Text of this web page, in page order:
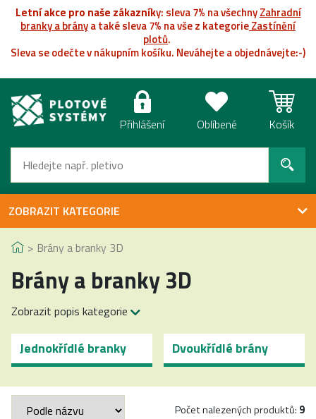
Letní akce pro naše zákazníky: sleva 7% na všechnyZahradní
branky a bránya také sleva 7% na vše z kategorieZastínění
plotů.
Sleva se odečte v nákupním košíku. Neváhejte a objednávejte:-)
Přihlášení Oblíbené Košík
ZOBRAZIT KATEGORIE
Brány a branky 3D
Brány a branky 3D
Zobrazit popis kategorie
Jednokřídlé branky Dvoukřídlé brány
Počet nalezených produktů: 9